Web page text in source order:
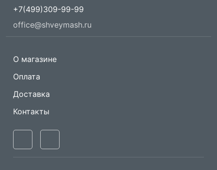
+7(499)309-99-99
office@shveymash.ru
О магазине
Оплата
Доставка
Контакты